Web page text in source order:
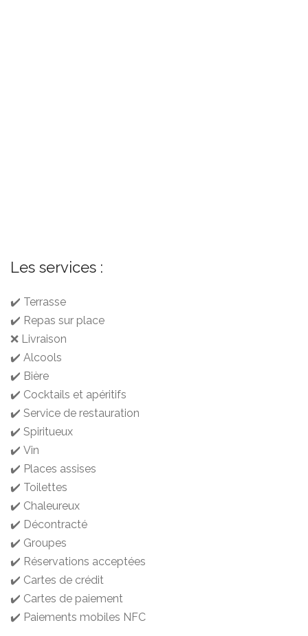
Les services :
✔️ Terrasse
✔️ Repas sur place
❌ Livraison
✔️ Alcools
✔️ Bière
✔️ Cocktails et apéritifs
✔️ Service de restauration
✔️ Spiritueux
✔️ Vin
✔️ Places assises
✔️ Toilettes
✔️ Chaleureux
✔️ Décontracté
✔️ Groupes
✔️ Réservations acceptées
✔️ Cartes de crédit
✔️ Cartes de paiement
✔️ Paiements mobiles NFC